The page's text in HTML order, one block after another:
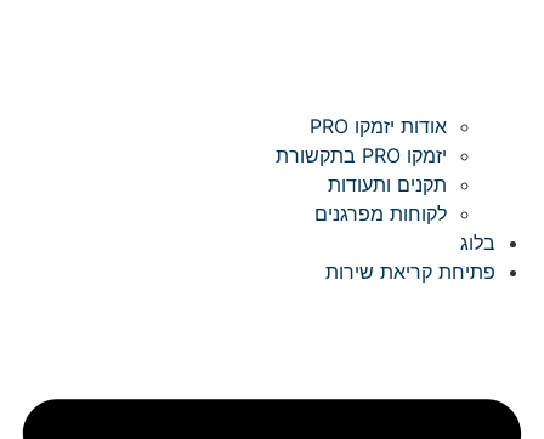
אודות יזמקו PRO
יזמקו PRO בתקשורת
תקנים ותעודות
לקוחות מפרגנים
בלוג
פתיחת קריאת שירות